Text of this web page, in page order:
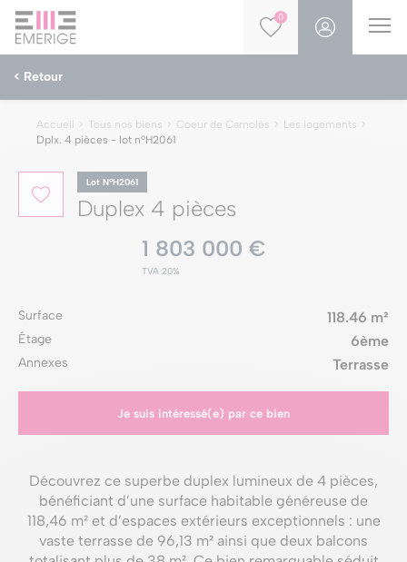
0
< Retour
Accueil Tous nos biens Coeur de Carnolès
Les logements
Dplx. 4 pièces - lot nºH2061
Duplex 4 pièces
Lot NºH2061
1 803 000 €
TVA 20%
Surface 118.46 m²
Étage 6ème
Annexes Terrasse
Je suis intéressé(e) par ce bien
Découvrez ce superbe duplex lumineux de 4 pièces,
bénéficiant d’une surface habitable généreuse de
118,46 m² et d’espaces extérieurs exceptionnels : une
vaste terrasse de 96,13 m² ainsi que deux balcons